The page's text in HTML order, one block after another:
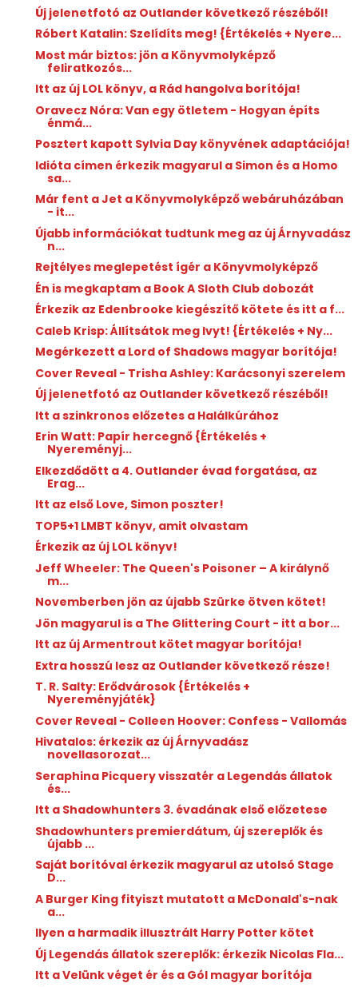
Új jelenetfotó az Outlander következő részéből!
Róbert Katalin: Szelídíts ​meg! {Értékelés + Nyere...
Most már biztos: jön a Könyvmolyképző
feliratkozós...
Itt az új LOL könyv, a Rád hangolva borítója!
Oravecz Nóra: Van ​egy ötletem - Hogyan építs
énmá...
Posztert kapott Sylvia Day könyvének adaptációja!
Idióta címen érkezik magyarul a Simon és a Homo
sa...
Már fent a Jet a Könyvmolyképző webáruházában
- it...
Újabb információkat tudtunk meg az új Árnyvadász
n...
Rejtélyes meglepetést ígér a Könyvmolyképző
Én is megkaptam a Book A Sloth Club dobozát
Érkezik az Edenbrooke kiegészítő kötete és itt a f...
Caleb Krisp: Állítsátok ​meg Ivyt! {Értékelés + Ny...
Megérkezett a Lord of Shadows magyar borítója!
Cover Reveal - Trisha Ashley: Karácsonyi szerelem
Új jelenetfotó az Outlander következő részéből!
Itt a szinkronos előzetes a Halálkúrához
Erin Watt: Papír ​hercegnő {Értékelés +
Nyereményj...
Elkezdődött a 4. Outlander évad forgatása, az
Erag...
Itt az első Love, Simon poszter!
TOP5+1 LMBT könyv, amit olvastam
Érkezik az új LOL könyv!
Jeff Wheeler: The ​Queen's Poisoner – A királynő
m...
Novemberben jön az újabb Szürke ötven kötet!
Jön magyarul is a The Glittering Court - itt a bor...
Itt az új Armentrout kötet magyar borítója!
Extra hosszú lesz az Outlander következő része!
T. R. Salty: Erődvárosok {Értékelés +
Nyereményjáték}
Cover Reveal - Colleen Hoover: Confess - Vallomás
Hivatalos: érkezik az új Árnyvadász
novellasorozat...
Seraphina Picquery visszatér a Legendás állatok
és...
Itt a Shadowhunters 3. évadának első előzetese
Shadowhunters premierdátum, új szereplők és
újabb ...
Saját borítóval érkezik magyarul az utolsó Stage
D...
A Burger King fityiszt mutatott a McDonald's-nak
a...
Ilyen a harmadik illusztrált Harry Potter kötet
Új Legendás állatok szereplők: érkezik Nicolas Fla...
Itt a Velünk véget ér és a Gól magyar borítója